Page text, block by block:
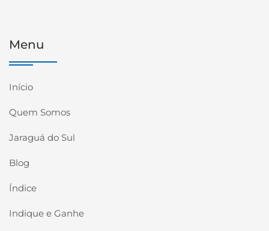
Menu
Início
Quem Somos
Jaraguá do Sul
Blog
Índice
Indique e Ganhe